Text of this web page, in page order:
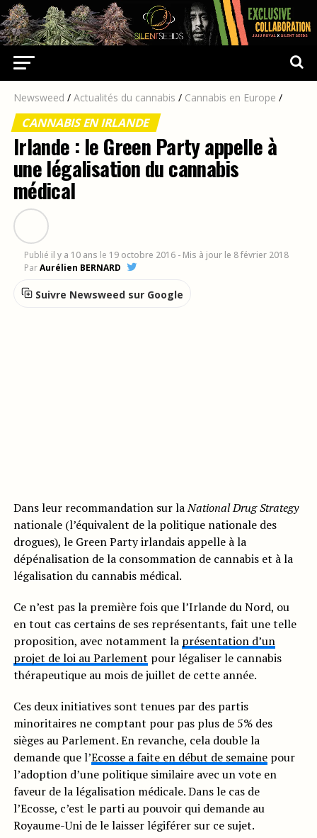
Newsweed / Actualités du cannabis / Cannabis en Europe /
CANNABIS EN IRLANDE
Irlande : le Green Party appelle à
une légalisation du cannabis
médical
Publié il y a 10 ans le 19 octobre 2016 - Mis à jour le 8 février 2018
ParAurélien BERNARD
Suivre Newsweed sur Google
Dans leur recommandation sur laNational Drug Strategy
nationale (l’équivalent de la politique nationale des
drogues), le Green Party irlandais appelle à la
dépénalisation de la consommation de cannabis et à la
légalisation du cannabis médical.
Ce n’est pas la première fois que l’Irlande du Nord, ou
en tout cas certains de ses représentants, fait une telle
proposition, avec notamment la présentation d’un
projet de loi au Parlement pour légaliser le cannabis
thérapeutique au mois de juillet de cette année.
Ces deux initiatives sont tenues par des partis
minoritaires ne comptant pour pas plus de 5% des
sièges au Parlement. En revanche, cela double la
demande que l’Ecosse a faite en début de semainepour
l’adoption d’une politique similaire avec un vote en
faveur de la légalisation médicale. Dans le cas de
l’Ecosse, c’est le parti au pouvoir qui demande au
Royaume-Uni de le laisser légiférer sur ce sujet.